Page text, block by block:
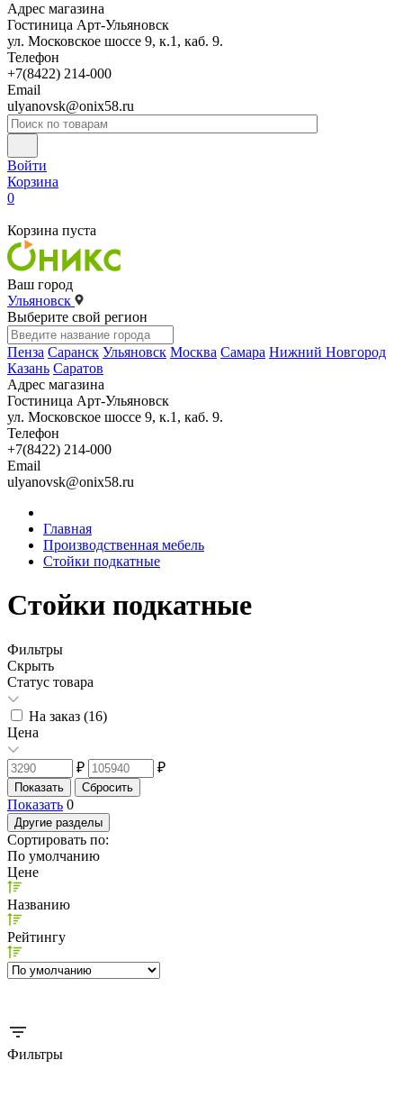
Адрес магазина
Гостиница Арт-Ульяновск
ул. Московское шоссе 9, к.1, каб. 9.
Телефон
+7(8422) 214-000
Email
ulyanovsk@onix58.ru
Войти
Корзина
0
Корзина пуста
Ваш город
Ульяновск
Выберите свой регион
Пенза Саранск Ульяновск Москва Самара Нижний Новгород
Казань Саратов
Адрес магазина
Гостиница Арт-Ульяновск
ул. Московское шоссе 9, к.1, каб. 9.
Телефон
+7(8422) 214-000
Email
ulyanovsk@onix58.ru
Главная
Производственная мебель
Стойки подкатные
Стойки подкатные
Фильтры
Скрыть
Статус товара
На заказ (16)
Цена
₽ ₽
Показать 0
Другие разделы
Сортировать по:
По умолчанию
Цене
Названию
Рейтингу
Фильтры